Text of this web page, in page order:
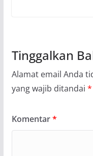
Tinggalkan
Alamat email Anda
yang wajib ditandai *
Komentar*